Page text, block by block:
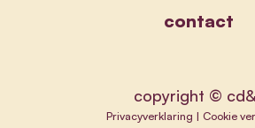
contact
copyright ©
Privacyverklaring | Cookie